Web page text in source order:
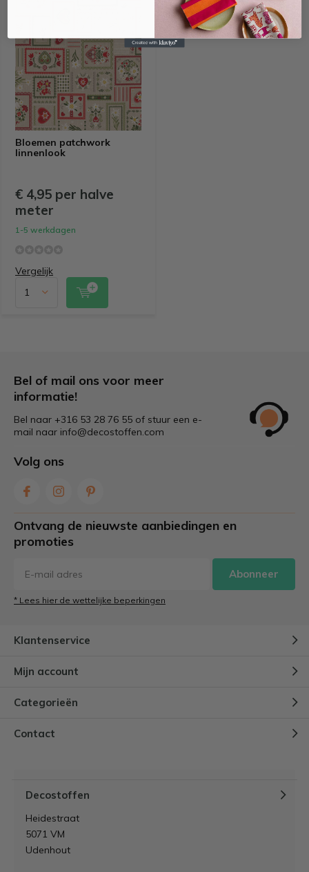
Bloemen patchwork
linnenlook
€ 4,95 per halve
meter
1-5 werkdagen
Vergelijk
Bel of mail ons voor meer
informatie!
Bel naar +316 53 28 76 55 of stuur een e-
mail naar info@decostoffen.com
Volg ons
Ontvang de nieuwste aanbiedingen en
promoties
Abonneer
* Lees hier de wettelijke beperkingen
Klantenservice
Mijn account
Categorieën
Contact
Decostoffen
Heidestraat
5071 VM
Udenhout